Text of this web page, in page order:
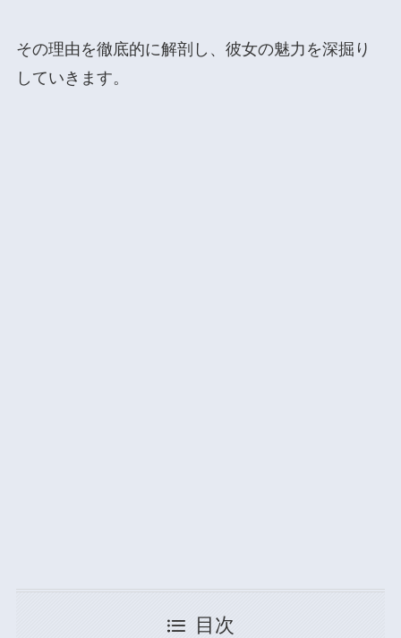
その理由を徹底的に解剖し、彼女の魅力を深掘り
していきます。
目次